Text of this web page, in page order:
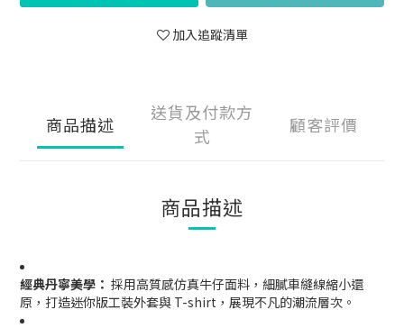
加入追蹤清單
商品描述
送貨及付款方
式
顧客評價
商品描述
經典丹寧美學： 採用高質感仿真牛仔面料，細膩車縫線縮小還
原，打造迷你版工裝外套與 T-shirt，展現不凡的潮流層次。